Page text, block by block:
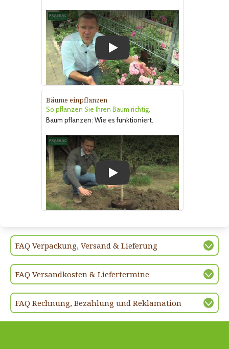
Bäume einpflanzen
So pflanzen Sie Ihren Baum richtig.
Baum pflanzen: Wie es funktioniert.
FAQ Verpackung, Versand & Lieferung
FAQ Versandkosten & Liefertermine
FAQ Rechnung, Bezahlung und Reklamation